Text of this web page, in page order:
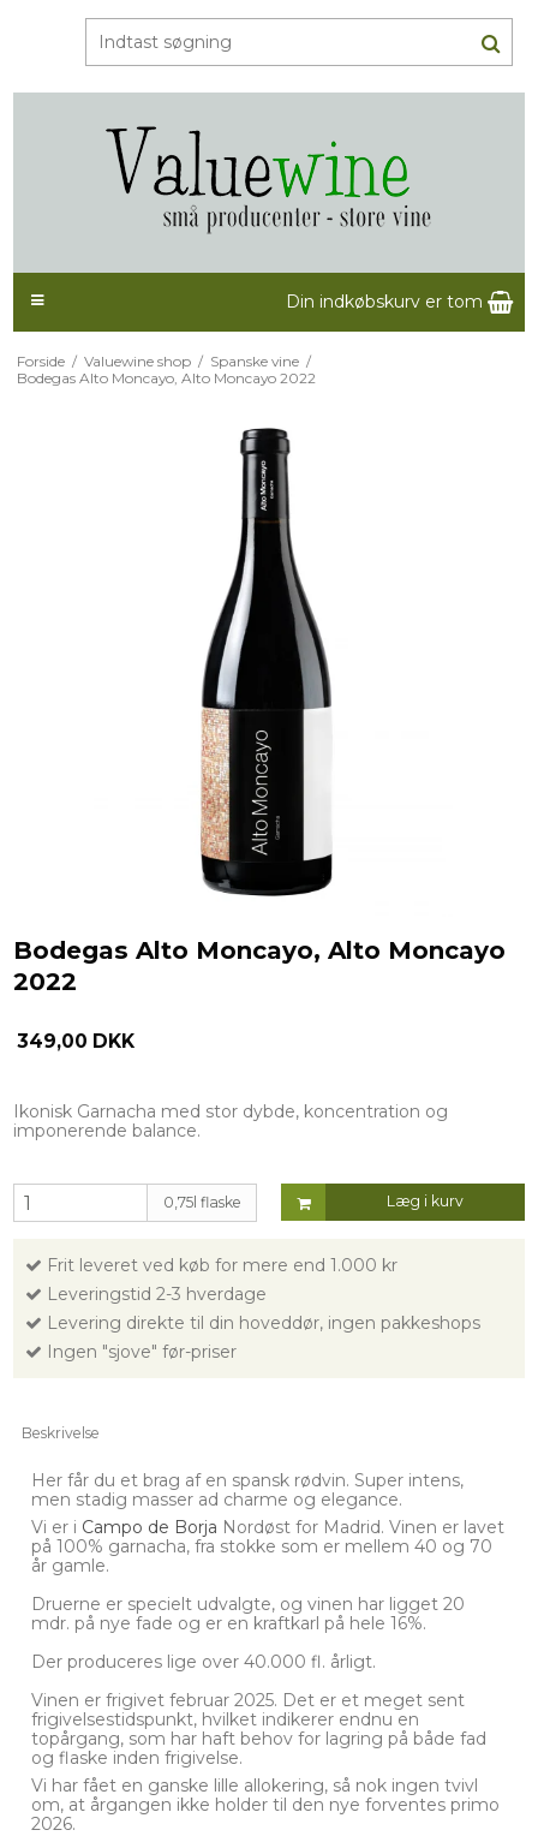
Din indkøbskurv er tom
Forside / Valuewine shop / Spanske vine /
Bodegas Alto Moncayo, Alto Moncayo 2022
Bodegas Alto Moncayo, Alto Moncayo
2022
349,00 DKK
Ikonisk Garnacha med stor dybde, koncentration og
imponerende balance.
0,75l flaske Læg i kurv
Frit leveret ved køb for mere end 1.000 kr
Leveringstid 2-3 hverdage
Levering direkte til din hoveddør, ingen pakkeshops
Ingen "sjove" før-priser
Beskrivelse
Her får du et brag af en spansk rødvin. Super intens,
men stadig masser ad charme og elegance.
Vi er i Campo de Borja Nordøst for Madrid. Vinen er lavet
på 100% garnacha, fra stokke som er mellem 40 og 70
år gamle.
Druerne er specielt udvalgte, og vinen har ligget 20
mdr. på nye fade og er en kraftkarl på hele 16%.
Der produceres lige over 40.000 fl. årligt.
Vinen er frigivet februar 2025. Det er et meget sent
frigivelsestidspunkt, hvilket indikerer endnu en
topårgang, som har haft behov for lagring på både fad
og flaske inden frigivelse.
Vi har fået en ganske lille allokering, så nok ingen tvivl
om, at årgangen ikke holder til den nye forventes primo
2026.